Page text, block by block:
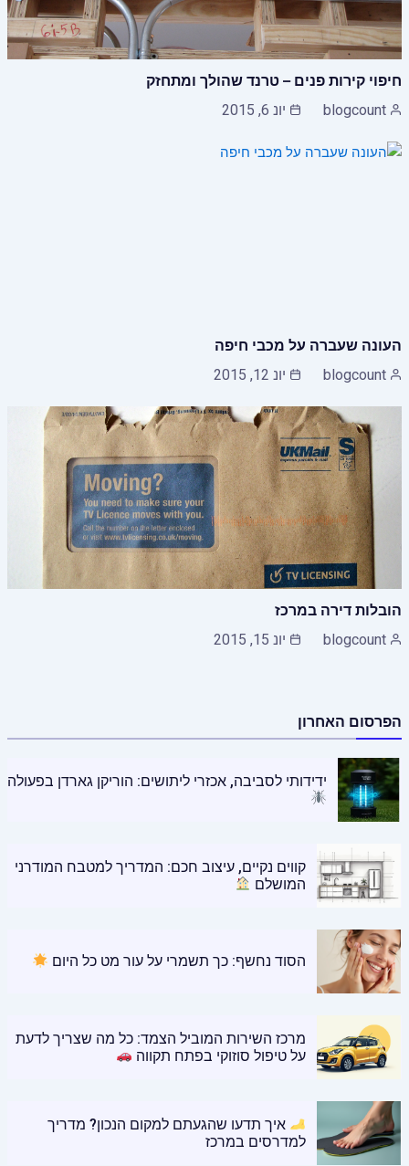
חיפוי קירות פנים – טרנד שהולך ומתחזק
blogcount יונ 6, 2015
העונה שעברה על מכבי חיפה
blogcount יונ 12, 2015
הובלות דירה במרכז
blogcount יונ 15, 2015
הפרסום האחרון
ידידותי לסביבה, אכזרי ליתושים: הוריקן גארדן בפעולה
קווים נקיים, עיצוב חכם: המדריך למטבח המודרני
המושלם
הסוד נחשף: כך תשמרי על עור מט כל היום
מרכז השירות המוביל הצמד: כל מה שצריך לדעת
על טיפול סוזוקי בפתח תקווה
איך תדעו שהגעתם למקום הנכון? מדריך
למדרסים במרכז